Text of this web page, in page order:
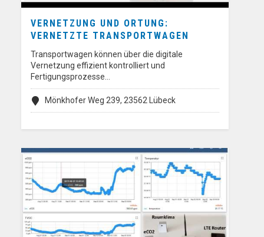
VERNETZUNG UND ORTUNG:
VERNETZTE TRANSPORTWAGEN
Transportwagen können über die digitale
Vernetzung effizient kontrolliert und
Fertigungsprozesse…
Mönkhofer Weg 239, 23562 Lübeck